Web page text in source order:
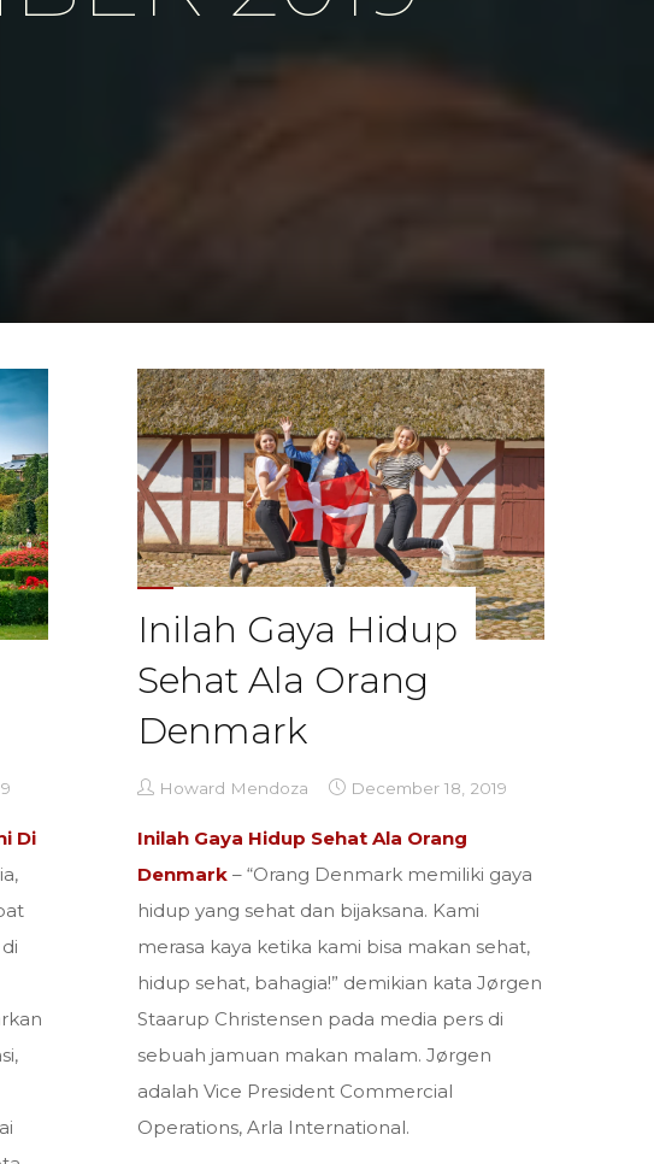
Di
Inilah Gaya Hidup
Sehat Ala Orang
Denmark
Howard Mendoza December 18, 2019
Inilah Gaya Hidup Sehat Ala Orang
Denmark– “Orang Denmark memiliki gaya
hidup yang sehat dan bijaksana. Kami
merasa kaya ketika kami bisa makan sehat,
hidup sehat, bahagia!” demikian kata Jørgen
Staarup Christensen pada media pers di
sebuah jamuan makan malam. Jørgen
adalah Vice President Commercial
Operations, Arla International.